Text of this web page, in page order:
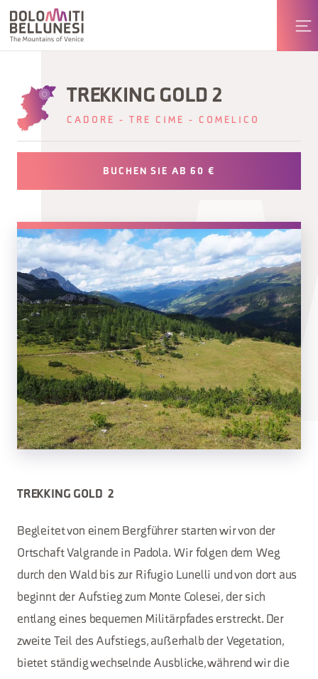
TREKKING GOLD 2
CADORE - TRE CIME - COMELICO
BUCHEN SIE AB 60 €
TREKKING GOLD 2
Begleitet von einem Bergführer starten wir von der
Ortschaft Valgrande in Padola. Wir folgen dem Weg
durch den Wald bis zur Rifugio Lunelli und von dort aus
beginnt der Aufstieg zum Monte Colesei, der sich
entlang eines bequemen Militärpfades erstreckt. Der
zweite Teil des Aufstiegs, außerhalb der Vegetation,
bietet ständig wechselnde Ausblicke, während wir die